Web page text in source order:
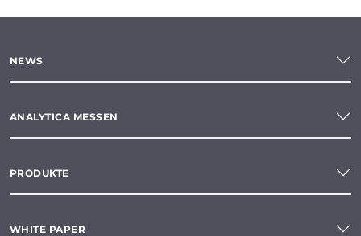
NEWS
ANALYTICA MESSEN
PRODUKTE
WHITE PAPER